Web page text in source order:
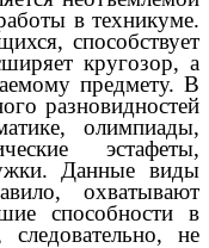
в техникуме.
способствует
кругозор, а
предмету. В
разновидностей
олимпиады,
эстафеты,
Данные виды
охватывают
способности в
не